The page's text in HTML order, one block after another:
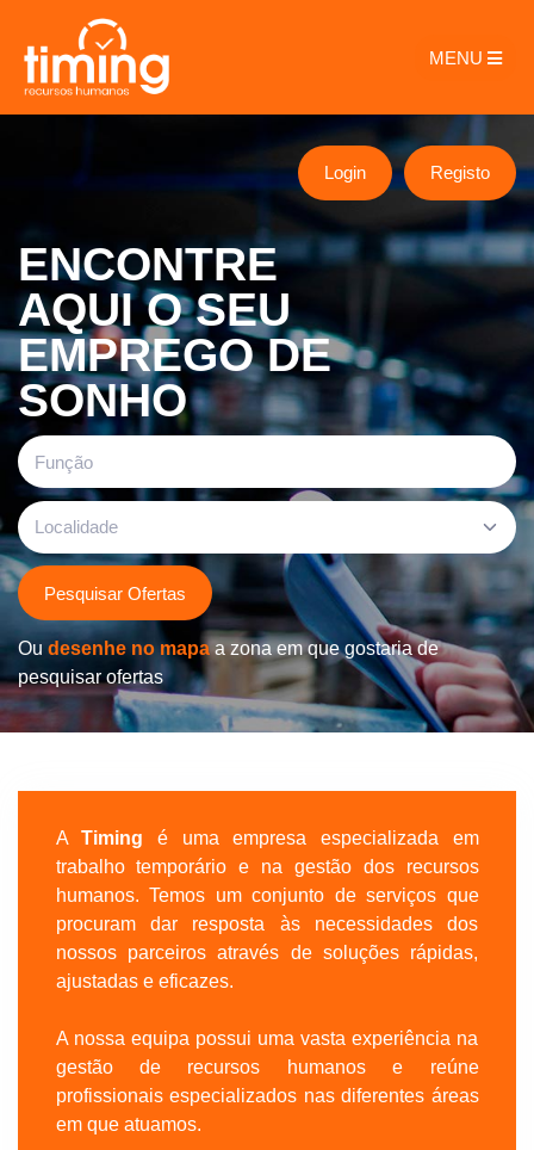
MENU
Registo
Login
ENCONTRE
AQUI O SEU
EMPREGO DE
SONHO
Localidade
Pesquisar Ofertas
Ou desenhe no mapaa zona em que gostaria de
pesquisar ofertas
ATiming é uma empresa especializada em
trabalho temporário e na gestão dos recursos
humanos. Temos um conjunto de serviços que
procuram dar resposta às necessidades dos
nossos parceiros através de soluções rápidas,
ajustadas e eficazes.
A nossa equipa possui uma vasta experiência na
gestão de recursos humanos e reúne
profissionais especializados nas diferentes áreas
em que atuamos.